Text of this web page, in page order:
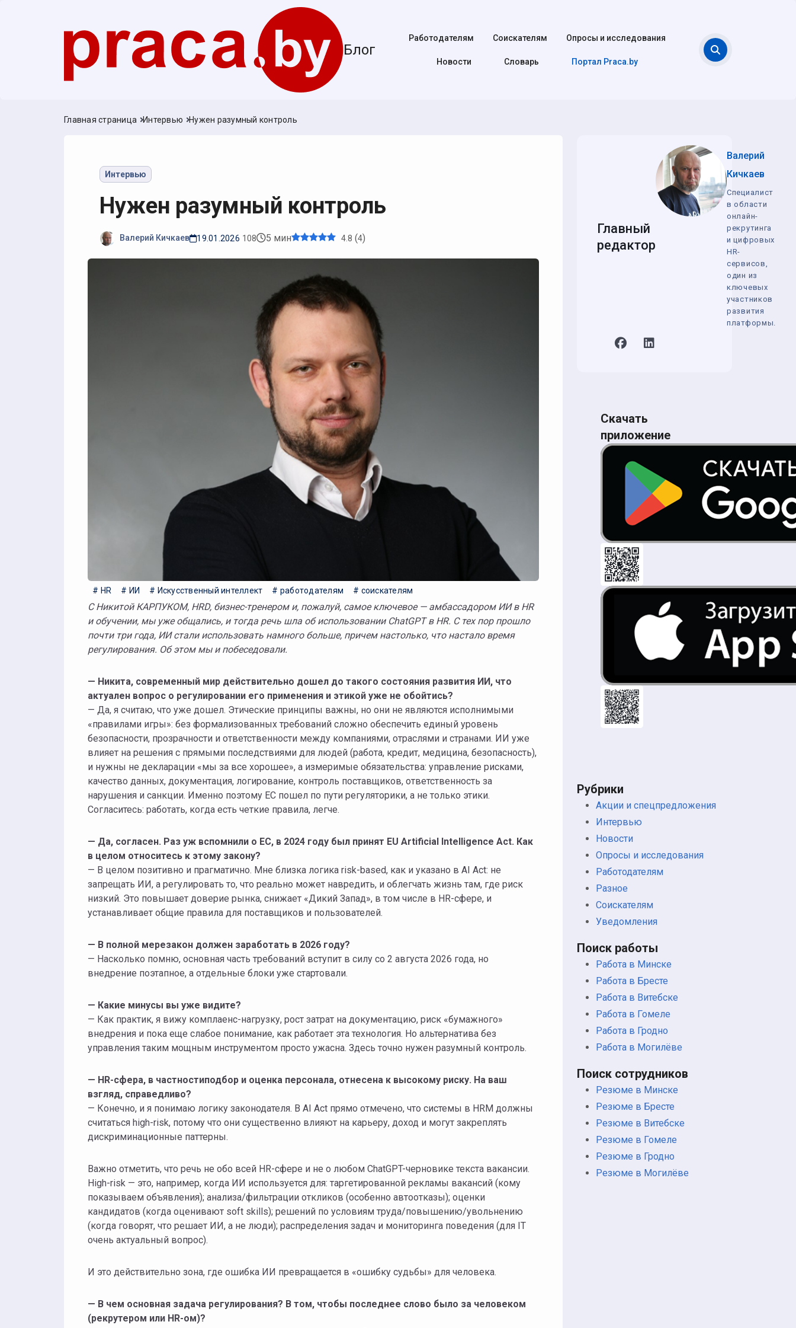
Блог
Работодателям Соискателям Опросы и исследования
Новости Cловарь Портал Praca.by
Главная страница Интервью Нужен разумный контроль
Интервью
Нужен разумный контроль
Валерий Кичкаев 19.01.2026 108 5 мин 4.8 (4)
# HR # ИИ # Искусственный интеллект # работодателям # соискателям
C Никитой КАРПУКОМ, HRD, бизнес-тренером и, пожалуй, самое ключевое — амбассадором ИИ в HR
и обучении, мы уже общались, и тогда речь шла об использовании ChatGPT в HR. С тех пор прошло
почти три года, ИИ стали использовать намного больше, причем настолько, что настало время
регулирования. Об этом мы и побеседовали.
— Никита, современный мир действительно дошел до такого состояния развития ИИ, что
актуален вопрос о регулировании его применения и этикой уже не обойтись?
— Да, я считаю, что уже дошел. Этические принципы важны, но они не являются исполнимыми
«правилами игры»: без формализованных требований сложно обеспечить единый уровень
безопасности, прозрачности и ответственности между компаниями, отраслями и странами. ИИ уже
влияет на решения с прямыми последствиями для людей (работа, кредит, медицина, безопасность),
и нужны не декларации «мы за все хорошее», а измеримые обязательства: управление рисками,
качество данных, документация, логирование, контроль поставщиков, ответственность за
нарушения и санкции. Именно поэтому ЕС пошел по пути регуляторики, а не только этики.
Согласитесь: работать, когда есть четкие правила, легче.
— Да, согласен. Раз уж вспомнили о ЕС, в 2024 году был принят EU Artificial Intelligence Act. Как
в целом относитесь к этому закону?
— В целом позитивно и прагматично. Мне близка логика risk-based, как и указано в AI Act: не
запрещать ИИ, а регулировать то, что реально может навредить, и облегчать жизнь там, где риск
низкий. Это повышает доверие рынка, снижает «Дикий Запад», в том числе в HR-сфере, и
устанавливает общие правила для поставщиков и пользователей.
— В полной мерезакон должен заработать в 2026 году?
— Насколько помню, основная часть требований вступит в силу со 2 августа 2026 года, но
внедрение поэтапное, а отдельные блоки уже стартовали.
— Какие минусы вы уже видите?
— Как практик, я вижу комплаенс-нагрузку, рост затрат на документацию, риск «бумажного»
внедрения и пока еще слабое понимание, как работает эта технология. Но альтернатива без
управления таким мощным инструментом просто ужасна. Здесь точно нужен разумный контроль.
— HR-сфера, в частностиподбор и оценка персонала, отнесена к высокому риску. На ваш
взгляд, справедливо?
— Конечно, и я понимаю логику законодателя. В AI Act прямо отмечено, что системы в HRM должны
считаться high-risk, потому что они существенно влияют на карьеру, доход и могут закреплять
дискриминационные паттерны.
Важно отметить, что речь не обо всей HR-сфере и не о любом ChatGPT-черновике текста вакансии.
High-risk — это, например, когда ИИ используется для: таргетированной рекламы вакансий (кому
показываем объявления); анализа/фильтрации откликов (особенно автоотказы); оценки
кандидатов (когда оценивают soft skills); решений по условиям труда/повышению/увольнению
(когда говорят, что решает ИИ, а не люди); распределения задач и мониторинга поведения (для IT
очень актуальный вопрос).
И это действительно зона, где ошибка ИИ превращается в «ошибку судьбы» для человека.
— В чем основная задача регулирования? В том, чтобы последнее слово было за человеком
(рекрутером или HR-ом)?
Главный
редактор
Валерий
Кичкаев
Специалист
в области
онлайн-
рекрутинга
и цифровых
HR-
сервисов,
один из
ключевых
участников
развития
платформы.
Скачать
приложение
Рубрики
Акции и спецпредложения
Интервью
Новости
Опросы и исследования
Работодателям
Разное
Соискателям
Уведомления
Поиск работы
Работа в Минске
Работа в Бресте
Работа в Витебске
Работа в Гомеле
Работа в Гродно
Работа в Могилёве
Поиск сотрудников
Резюме в Минске
Резюме в Бресте
Резюме в Витебске
Резюме в Гомеле
Резюме в Гродно
Резюме в Могилёве